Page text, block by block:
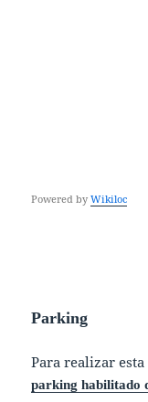
Powered byWikiloc
Parking
Para realizar
parking habilitado